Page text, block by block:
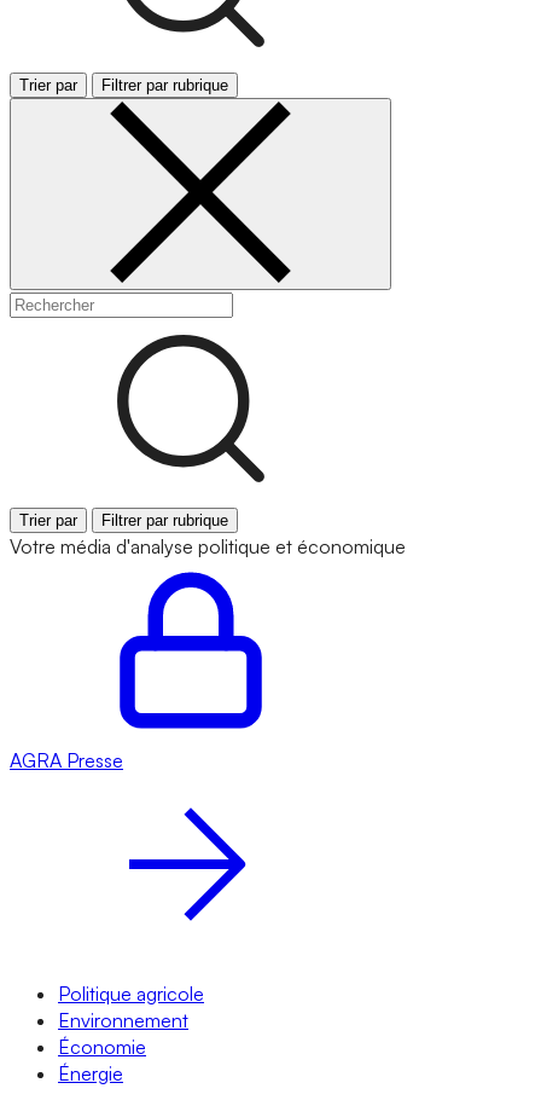
Trier par Filtrer par rubrique
Trier par Filtrer par rubrique
Votre média d'analyse politique et économique
AGRA Presse
Politique agricole
Environnement
Économie
Énergie